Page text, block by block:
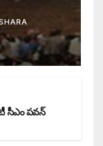
సీఎం పవన్